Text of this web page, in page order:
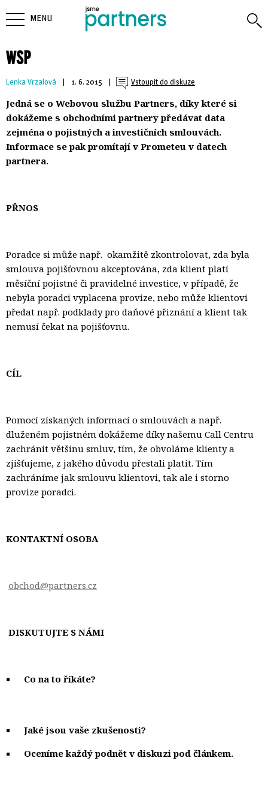
WSP
Lenka Vrzalová | 1. 6. 2015 | Vstoupit do diskuze
Jedná se o Webovou službu Partners, díky které si
dokážeme s obchodními partnery předávat data
zejména o pojistných a investičních smlouvách.
Informace se pak promítají v Prometeu v datech
partnera.
PŘNOS
Poradce si může např. okamžitě zkontrolovat, zda byla
smlouva pojišťovnou akceptována, zda klient platí
měsíční pojistné či pravidelné investice, v případě, že
nebyla poradci vyplacena provize, nebo může klientovi
předat např. podklady pro daňové přiznání a klient tak
nemusí čekat na pojišťovnu.
CÍL
Pomocí získaných informací o smlouvách a např.
dluženém pojistném dokážeme díky našemu Call Centru
zachránit většinu smluv, tím, že obvoláme klienty a
zjišťujeme, z jakého důvodu přestali platit. Tím
zachráníme jak smlouvu klientovi, tak ale i storno
provize poradci.
KONTAKTNÍ OSOBA
obchod@partners.cz
DISKUTUJTE S NÁMI
Co na to říkáte?
Jaké jsou vaše zkušenosti?
Oceníme každý podnět v diskuzi pod článkem.
MENU